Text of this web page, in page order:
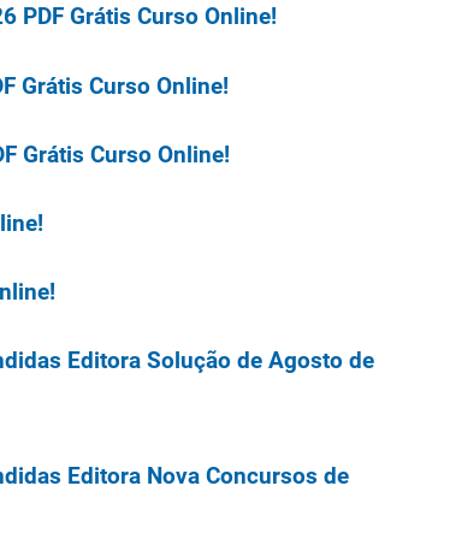
PDF Grátis Curso Online!
Grátis Curso Online!
Grátis Curso Online!
Editora Solução de Agosto de
Editora Nova Concursos de